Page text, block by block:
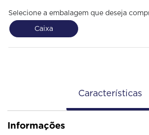
Selecione a embalagem que deseja
Caixa
Características
Informações